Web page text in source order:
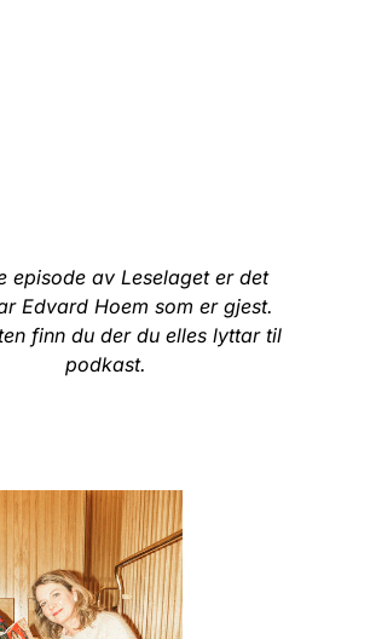
episode av Leselaget er det
Edvard Hoem som er gjest.
finn du der du elles lyttar til
podkast.